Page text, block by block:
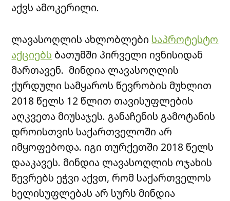
აქვს ამოკერილი.
ლავასოღლის ახლობლები საპროტესტო
აქციებს ბათუმში პირველი ივნისიდან
მართავენ. მინდია ლავასოღლის
ქურდული სამყაროს წევრობის მუხლით
2018 წელს 12 წლით თავისუფლების
აღკვეთა მიუსაჯეს. განაჩენის გამოტანის
დროისთვის საქართველოში არ
იმყოფებოდა. იგი თურქეთში 2018 წელს
დააკავეს. მინდია ლავასოღლის ოჯახის
წევრებს ეჭვი აქვთ, რომ საქართველოს
ხელისუფლებას არ სურს მინდია